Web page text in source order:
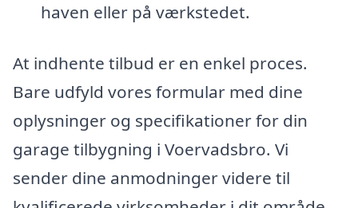
haven eller på værkstedet.
At indhente tilbud er en enkel proces.
Bare udfyld vores formular med dine
oplysninger og specifikationer for din
garage tilbygning i Voervadsbro. Vi
sender dine anmodninger videre til